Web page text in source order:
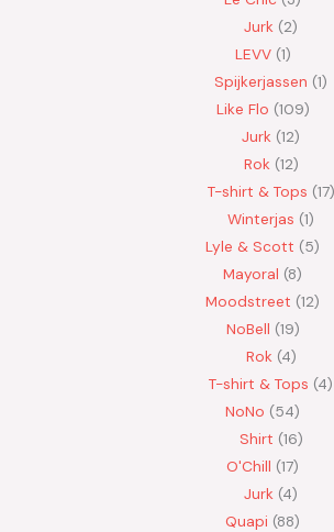
Jurk 2
LEVV 1
Spijkerjassen 1
Like Flo 109
Jurk 12
Rok 12
T-shirt & Tops 17
Winterjas 1
Lyle & Scott
5
Mayoral 8
Moodstreet 12
NoBell 19
Rok 4
T-shirt & Tops 4
NoNo
54
Shirt 16
O'Chill 17
Jurk 4
Quapi 88